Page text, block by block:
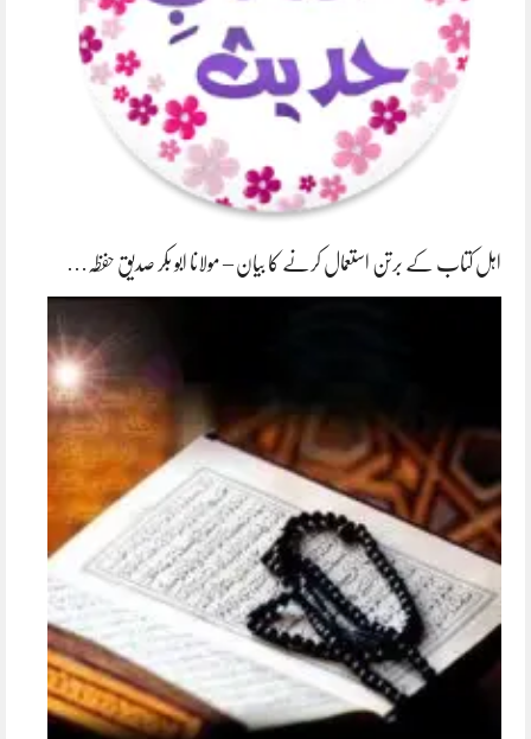
اہل کتاب کے برتن استعمال کرنے کا بیان – مولانا ابو بکر صدیق حفظہ…